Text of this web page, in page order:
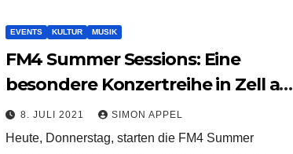
EVENTS KULTUR MUSIK
FM4 Summer Sessions: Eine
besondere Konzertreihe in Zell am
See-Kaprun
8. JULI 2021 SIMON APPEL
Heute, Donnerstag, starten die FM4 Summer